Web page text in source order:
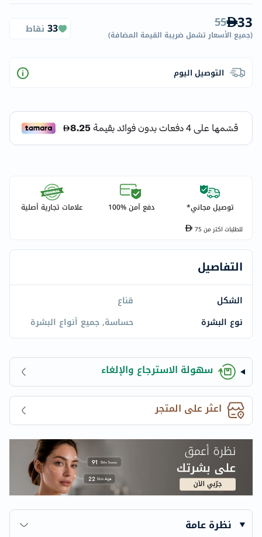
33
55
(جميع الأسعار تشمل ضريبة القيمة المضافة)
33 نقاط
التوصيل اليوم
توصيل مجاني* دفع آمن %100 علامات تجارية أصلية
للطلبات اكتر من75
التفاصيل
الشكل
قناع
نوع البشرة
حساسة, جميع أنواع البشرة
سهولة الاسترجاع والإلغاء
اعثر على المتجر
نظرة عامة